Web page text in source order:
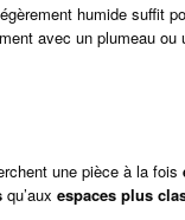
humide suffit
avec un plumeau ou
une pièce à la fois
qu’aux espaces plus